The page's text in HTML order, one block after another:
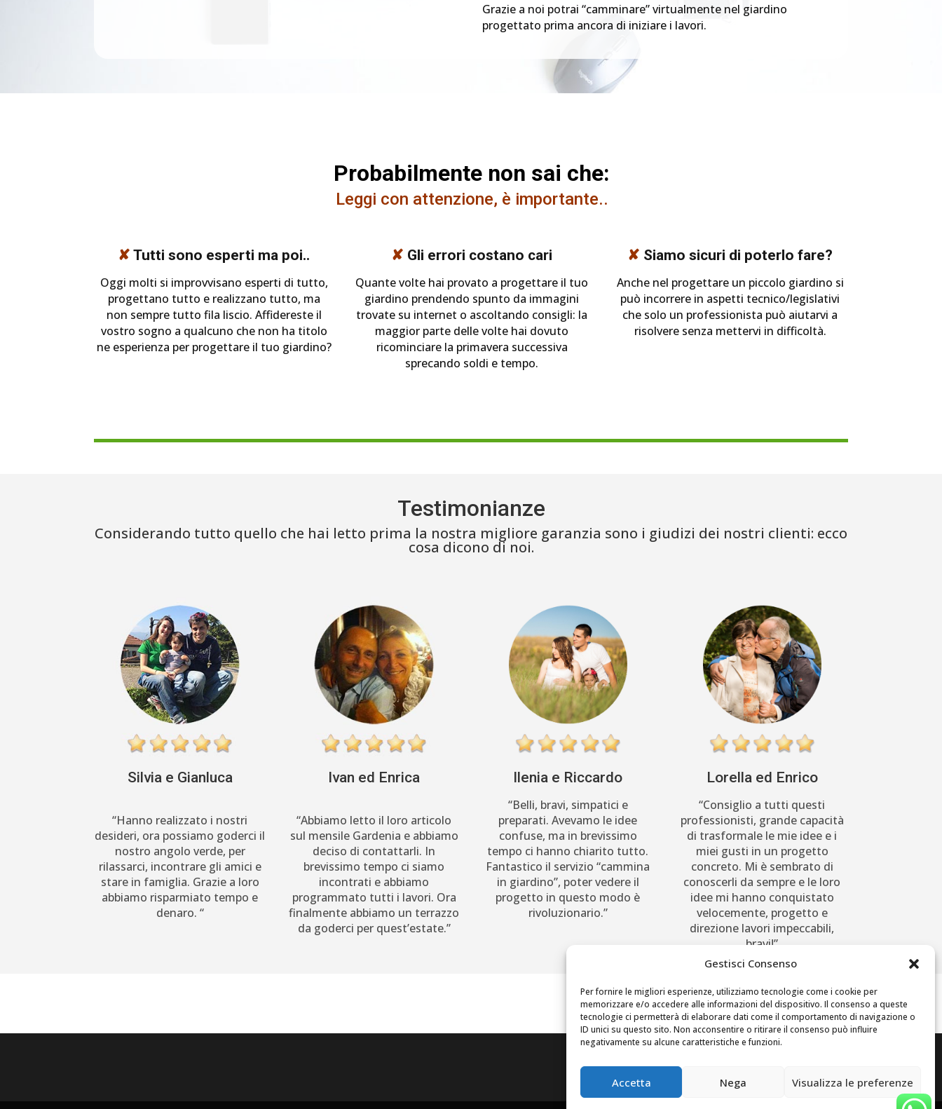
Gestisci Consenso
Per fornire le migliori esperienze, utilizziamo tecnologie come i cookie per
memorizzare e/o accedere alle informazioni del dispositivo. Il consenso a queste
tecnologie ci permetterà di elaborare dati come il comportamento di navigazione o
ID unici su questo sito. Non acconsentire o ritirare il consenso può influire
negativamente su alcune caratteristiche e funzioni.
Accetta Nega Visualizza le preferenze
Grazie a noi potrai “camminare” virtualmente nel giardino
progettato prima ancora di iniziare i lavori.
Probabilmente non sai che:
Leggi con attenzione, è importante..
✘ Tutti sono esperti ma poi..
Oggi molti si improvvisano esperti di tutto,
progettano tutto e realizzano tutto, ma
non sempre tutto fila liscio. Affidereste il
vostro sogno a qualcuno che non ha titolo
ne esperienza per progettare il tuo giardino?
✘ Gli errori costano cari
Quante volte hai provato a progettare il tuo
giardino prendendo spunto da immagini
trovate su internet o ascoltando consigli: la
maggior parte delle volte hai dovuto
ricominciare la primavera successiva
sprecando soldi e tempo.
✘ Siamo sicuri di poterlo fare?
Anche nel progettare un piccolo giardino si
può incorrere in aspetti tecnico/legislativi
che solo un professionista può aiutarvi a
risolvere senza mettervi in difficoltà.
Testimonianze
Considerando tutto quello che hai letto prima la nostra migliore garanzia sono i giudizi dei nostri clienti: ecco
cosa dicono di noi.
Silvia e Gianluca
“Hanno realizzato i nostri
desideri, ora possiamo goderci il
nostro angolo verde, per
rilassarci, incontrare gli amici e
stare in famiglia. Grazie a loro
abbiamo risparmiato tempo e
denaro. “
Ivan ed Enrica
“Abbiamo letto il loro articolo
sul mensile Gardenia e abbiamo
deciso di contattarli. In
brevissimo tempo ci siamo
incontrati e abbiamo
programmato tutti i lavori. Ora
finalmente abbiamo un terrazzo
da goderci per quest’estate.”
Ilenia e Riccardo
“Belli, bravi, simpatici e
preparati. Avevamo le idee
confuse, ma in brevissimo
tempo ci hanno chiarito tutto.
Fantastico il servizio “cammina
in giardino”, poter vedere il
progetto in questo modo è
rivoluzionario.”
Lorella ed Enrico
“Consiglio a tutti questi
professionisti, grande capacità
di trasformale le mie idee e i
miei gusti in un progetto
concreto. Mi è sembrato di
conoscerli da sempre e le loro
idee mi hanno conquistato
velocemente, progetto e
direzione lavori impeccabili,
bravi!”